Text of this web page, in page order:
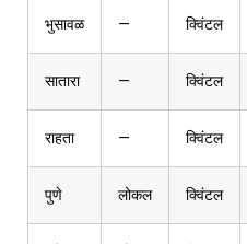
भुसावळ — क्विंटल
सातारा — क्विंटल
राहता — क्विंटल
पुणे लोकल क्विंटल